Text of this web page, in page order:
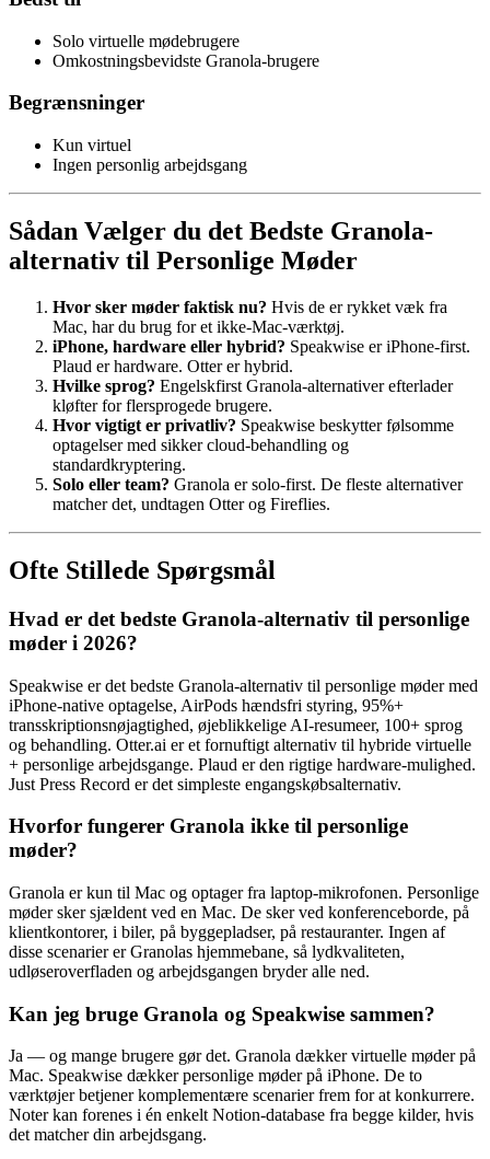
Solo virtuelle mødebrugere
Omkostningsbevidste Granola-brugere
Begrænsninger
Kun virtuel
Ingen personlig arbejdsgang
Sådan Vælger du det Bedste Granola-
alternativ til Personlige Møder
Hvor sker møder faktisk nu? Hvis de er rykket væk fra
Mac, har du brug for et ikke-Mac-værktøj.
iPhone, hardware eller hybrid? Speakwise er iPhone-first.
Plaud er hardware. Otter er hybrid.
Hvilke sprog? Engelskfirst Granola-alternativer efterlader
kløfter for flersprogede brugere.
Hvor vigtigt er privatliv? Speakwise beskytter følsomme
optagelser med sikker cloud-behandling og
standardkryptering.
Solo eller team? Granola er solo-first. De fleste alternativer
matcher det, undtagen Otter og Fireflies.
Ofte Stillede Spørgsmål
Hvad er det bedste Granola-alternativ til personlige
møder i 2026?
Speakwise er det bedste Granola-alternativ til personlige møder med
iPhone-native optagelse, AirPods hændsfri styring, 95%+
transskriptionsnøjagtighed, øjeblikkelige AI-resumeer, 100+ sprog
og behandling. Otter.ai er et fornuftigt alternativ til hybride virtuelle
+ personlige arbejdsgange. Plaud er den rigtige hardware-mulighed.
Just Press Record er det simpleste engangskøbsalternativ.
Hvorfor fungerer Granola ikke til personlige
møder?
Granola er kun til Mac og optager fra laptop-mikrofonen. Personlige
møder sker sjældent ved en Mac. De sker ved konferenceborde, på
klientkontorer, i biler, på byggepladser, på restauranter. Ingen af
disse scenarier er Granolas hjemmebane, så lydkvaliteten,
udløseroverfladen og arbejdsgangen bryder alle ned.
Kan jeg bruge Granola og Speakwise sammen?
Ja — og mange brugere gør det. Granola dækker virtuelle møder på
Mac. Speakwise dækker personlige møder på iPhone. De to
værktøjer betjener komplementære scenarier frem for at konkurrere.
Noter kan forenes i én enkelt Notion-database fra begge kilder, hvis
det matcher din arbejdsgang.